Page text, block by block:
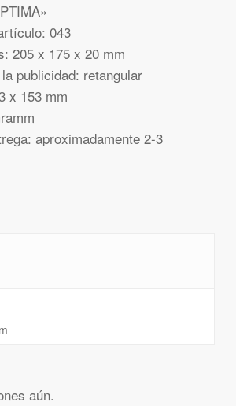
043
205 x 175 x 20 mm
publicidad: retangular
x 153 mm
aproximadamente 2-3
aún.